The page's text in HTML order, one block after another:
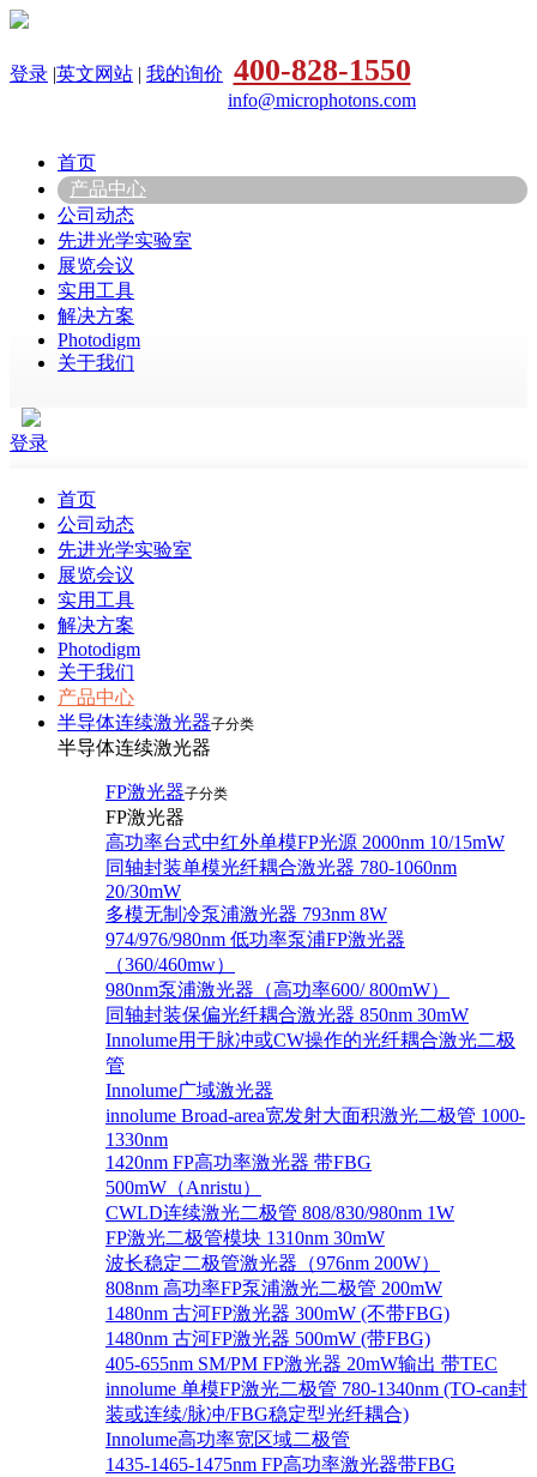
登录 |英文网站 | 我的询价 400-828-1550
info@microphotons.com
首页
产品中心
公司动态
先进光学实验室
展览会议
实用工具
解决方案
Photodigm
关于我们
登录
首页
公司动态
先进光学实验室
展览会议
实用工具
解决方案
Photodigm
关于我们
产品中心
半导体连续激光器子分类
半导体连续激光器
FP激光器子分类
FP激光器
高功率台式中红外单模FP光源 2000nm 10/15mW
同轴封装单模光纤耦合激光器 780-1060nm
20/30mW
多模无制冷泵浦激光器 793nm 8W
974/976/980nm 低功率泵浦FP激光器
（360/460mw）
980nm泵浦激光器（高功率600/ 800mW）
同轴封装保偏光纤耦合激光器 850nm 30mW
Innolume用于脉冲或CW操作的光纤耦合激光二极
管
Innolume广域激光器
innolume Broad-area宽发射大面积激光二极管 1000-
1330nm
1420nm FP高功率激光器 带FBG
500mW（Anristu）
CWLD连续激光二极管 808/830/980nm 1W
FP激光二极管模块 1310nm 30mW
波长稳定二极管激光器（976nm 200W）
808nm 高功率FP泵浦激光二极管 200mW
1480nm 古河FP激光器 300mW (不带FBG)
1480nm 古河FP激光器 500mW (带FBG)
405-655nm SM/PM FP激光器 20mW输出 带TEC
innolume 单模FP激光二极管 780-1340nm (TO-can封
装或连续/脉冲/FBG稳定型光纤耦合)
Innolume高功率宽区域二极管
1435-1465-1475nm FP高功率激光器带FBG